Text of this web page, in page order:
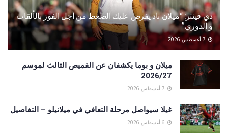
دي فينتر: “ميلان ناد يفرض عليك الضغط من أجل الفوز بالألقاب
و الدوري”
ميلان و بوما يكشفان عن القميص الثالث لموسم
2026/27
غيلا سيواصل مرحلة التعافي في ميلانيلو – التفاصيل